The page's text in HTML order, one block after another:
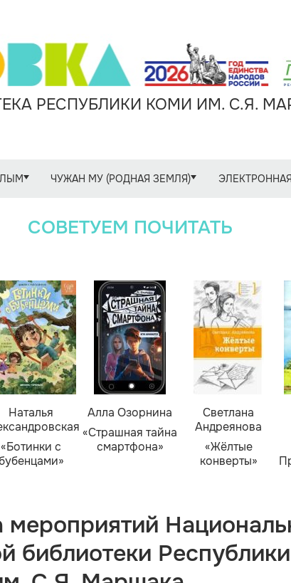
РЕСПУБЛИКИ КОМИ ИМ. С.Я.
ЧУЖАН МУ (РОДНАЯ ЗЕМЛЯ)
СОВЕТУЕМ ПОЧИТАТЬ
Наталья
«Ботинки с
Алла Озорнина
«Страшная тайна
смартфона»
Светлана
Андреянова
«Жёлтые
конверты»
библиотеки Республики